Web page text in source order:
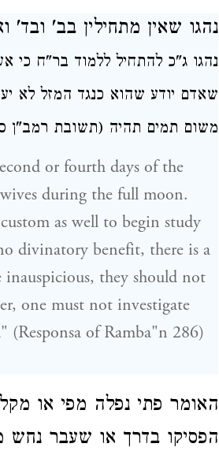
נהגו שאין מתחילין בב' ובד'
נהגו ג"כ להתחיל ללמוד בר"ח כי
שאדם יודע שהוא כנגד המזל לא
משום תמים תהיה (תשובת רמב"ן
or fourth days of the
during the full moon.
as well to begin study
divinatory benefit, there is a
they should not
one must not investigate
(Responsa of Ramba"n 286)
האומר פתי נפלה מפי או
הפסיקו בדרך או שעבר נחש